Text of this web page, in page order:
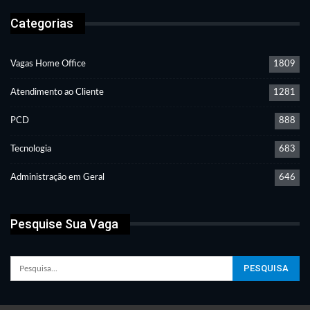
Categorias
Vagas Home Office 1809
Atendimento ao Cliente 1281
PCD 888
Tecnologia 683
Administração em Geral 646
Pesquise Sua Vaga